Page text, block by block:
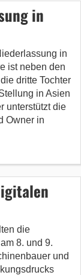
in
in
ist neben den
dritte Tochter
in Asien
unterstützt die
Owner in
die
8. und 9.
und